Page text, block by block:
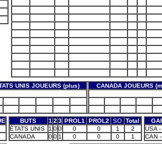
UNIS JOUEURS (plus)
CANADA JOUEURS
BUTS 1 2 3 PROL1 PROL2 SO Total
ÉTATS UNIS
1 00 0 0 1
2
CANADA
00 1 0 0 0 1
USA
CAN